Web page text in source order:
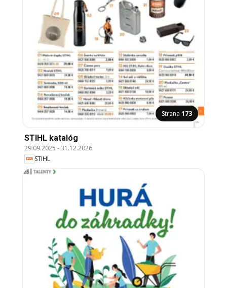
Strana 173
STIHL katalóg
29.09.2025 -31.12.2026
STIHL